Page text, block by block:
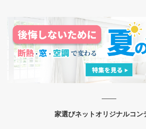
家選びネットオリジナルコン